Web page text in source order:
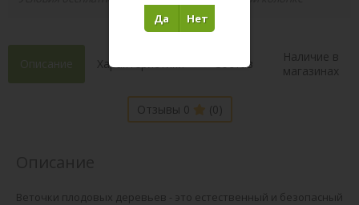
Описание Характеристики Состав
Наличие в
магазинах
Отзывы 0 (0)
Веточки плодовых деревьев - это естественный и безопасный
Нет
Да